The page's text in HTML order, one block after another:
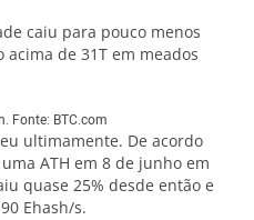
caiu para pouco menos
de 31T em meados
Fonte: BTC.com
ultimamente. De acordo
ATH em 8 de junho em
quase 25% desde então e
Ehash/s.